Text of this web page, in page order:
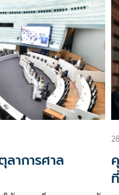
าการศาล